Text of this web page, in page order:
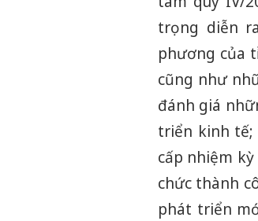
trọng diễn
phương của
cũng như
đánh giá
triển kinh tế;
cấp nhiệm kỳ
chức thành
phát triển